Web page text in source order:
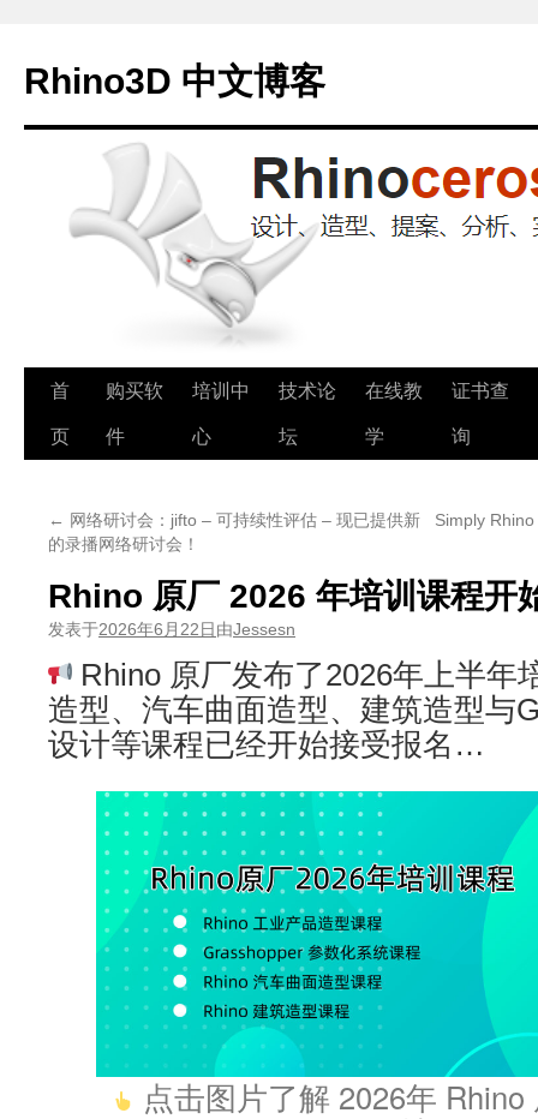
Rhino3D 中文博客
跳
至
首
页
购买软
件
培训中
心
技术论
坛
在线教
学
证书查
询
← 网络研讨会：jifto – 可持续性评估 – 现已提供新
的录播网络研讨会！
Simply
Rhino 原厂 2026 年培训课程开
发表于2026年6月22日由Jessesn
Rhino 原厂发布了2026年上半年
造型、汽车曲面造型、建筑造型与
设计等课程已经开始接受报名…
点击图片了解 2026年